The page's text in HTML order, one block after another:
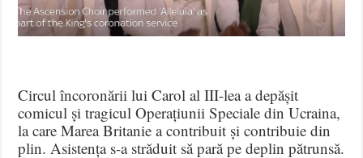
Circul încoronării lui Carol al III-lea a depășit
comicul și tragicul Operațiunii Speciale din Ucraina,
la care Marea Britanie a contribuit și contribuie din
plin. Asistența s-a străduit să pară pe deplin pătrunsă.